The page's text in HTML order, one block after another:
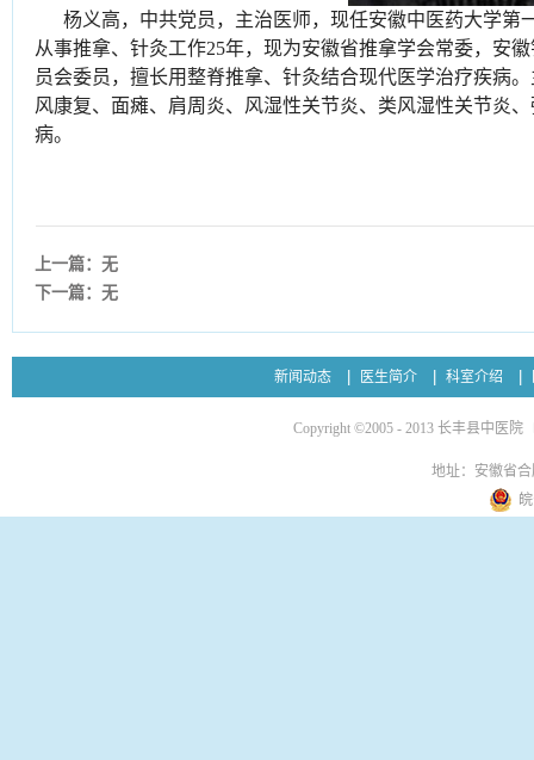
杨义高，中共党员，主治医师，现任安徽中医药大学第
从事推拿、针灸工作25年，现为安徽省推拿学会常委，安
员会委员，擅长用整脊推拿、针灸结合现代医学治疗疾病
风康复、面瘫、肩周炎、风湿性关节炎、类风湿性关节炎
病。
上一篇：无
下一篇：无
新闻动态 医生简介 科室介绍
Copyright ©2005 - 2013 长丰县中医院
地址：安徽省